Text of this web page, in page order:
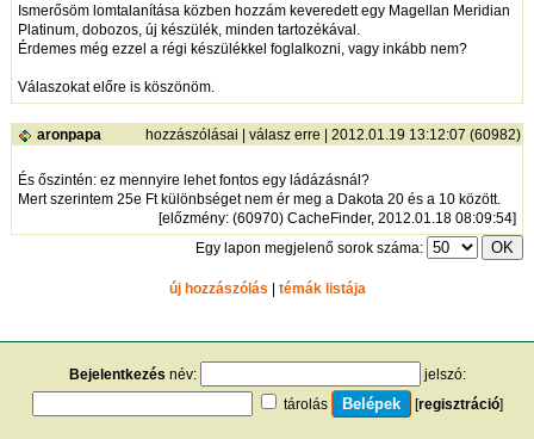
Ismerősöm lomtalanítása közben hozzám keveredett egy Magellan Meridian
Platinum, dobozos, új készülék, minden tartozékával.
Érdemes még ezzel a régi készülékkel foglalkozni, vagy inkább nem?
Válaszokat előre is köszönöm.
aronpapa hozzászólásai |válasz erre | 2012.01.19 13:12:07 (60982)
És őszintén: ez mennyire lehet fontos egy ládázásnál?
Mert szerintem 25e Ft különbséget nem ér meg a Dakota 20 és a 10 között.
[előzmény: (60970) CacheFinder, 2012.01.18 08:09:54]
Egy lapon megjelenő sorok száma:
új hozzászólás | témák listája
Bejelentkezés név:
jelszó:
tárolás
[regisztráció]